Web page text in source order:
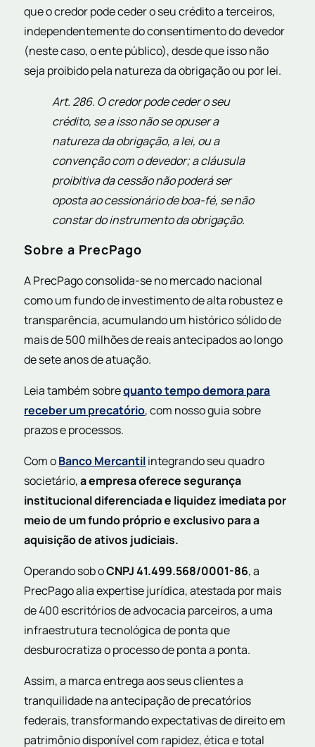
que o credor pode ceder o seu crédito a terceiros,
independentemente do consentimento do devedor
(neste caso, o ente público), desde que isso não
seja proibido pela natureza da obrigação ou por lei.
Art. 286. O credor pode ceder o seu
crédito, se a isso não se opuser a
natureza da obrigação, a lei, ou a
convenção com o devedor; a cláusula
proibitiva da cessão não poderá ser
oposta ao cessionário de boa-fé, se não
constar do instrumento da obrigação.
Sobre a PrecPago
A PrecPago consolida-se no mercado nacional
como um fundo de investimento de alta robustez e
transparência, acumulando um histórico sólido de
mais de 500 milhões de reais antecipados ao longo
de sete anos de atuação.
Leia também sobrequanto tempo demora para
receber um precatório, com nosso guia sobre
prazos e processos.
Com oBanco Mercantilintegrando seu quadro
societário,a empresa oferece segurança
institucional diferenciada e liquidez imediata por
meio de um fundo próprio e exclusivo para a
aquisição de ativos judiciais.
Operando sob oCNPJ 41.499.568/0001-86, a
PrecPago alia expertise jurídica, atestada por mais
de 400 escritórios de advocacia parceiros, a uma
infraestrutura tecnológica de ponta que
desburocratiza o processo de ponta a ponta.
Assim, a marca entrega aos seus clientes a
tranquilidade na antecipação de precatórios
federais, transformando expectativas de direito em
patrimônio disponível com rapidez, ética e total